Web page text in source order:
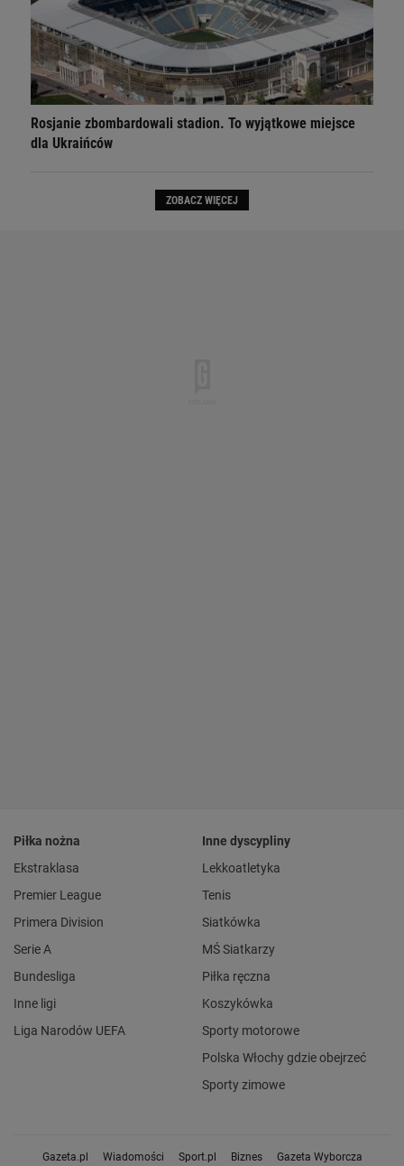
Rosjanie zbombardowali stadion. To wyjątkowe miejsce
dla Ukraińców
ZOBACZ WIĘCEJ
Piłka nożna
Ekstraklasa
Premier League
Primera Division
Serie A
Bundesliga
Inne ligi
Liga Narodów UEFA
Inne dyscypliny
Lekkoatletyka
Tenis
Siatkówka
MŚ Siatkarzy
Piłka ręczna
Koszykówka
Sporty motorowe
Polska Włochy gdzie obejrzeć
Sporty zimowe
Gazeta.pl Wiadomości Sport.pl Biznes Gazeta Wyborcza